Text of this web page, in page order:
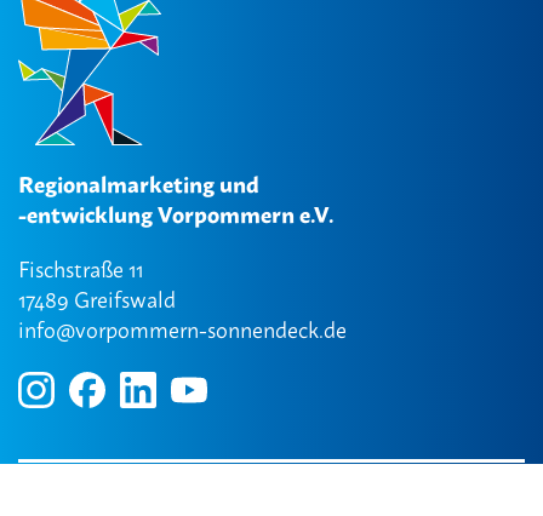
Regionalmarketing und
-entwicklung Vorpommern e.V.
Fischstraße 11
17489 Greifswald
info@vorpommern-sonnendeck.de